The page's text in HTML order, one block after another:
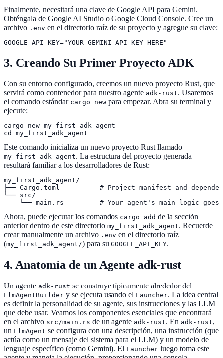
Finalmente, necesitará una clave de Google API para Gemini.
Obténgala de Google AI Studio o Google Cloud Console. Cree un
archivo .env en el directorio raíz de su proyecto y agregue su clave:
GOOGLE_API_KEY="YOUR_GEMINI_API_KEY_HERE"
3. Creando Su Primer Proyecto ADK
Con su entorno configurado, creemos un nuevo proyecto Rust, que
servirá como contenedor para nuestro agente adk-rust. Usaremos
el comando estándar cargo new para empezar. Abra su terminal y
ejecute:
cargo new my_first_adk_agent
cd my_first_adk_agent
Este comando inicializa un nuevo proyecto Rust llamado
my_first_adk_agent. La estructura del proyecto generada
resultará familiar a los desarrolladores de Rust:
my_first_adk_agent/
├── Cargo.toml          # Project manifest and
└── src/
└── main.rs         # Your agent's main logic goes
Ahora, puede ejecutar los comandos cargo add de la sección
anterior dentro de este directorio my_first_adk_agent. Recuerde
crear manualmente un archivo .env en el directorio raíz
(my_first_adk_agent/) para su GOOGLE_API_KEY.
4. Anatomía de un Agente adk-rust
Un agente adk-rust se construye típicamente alrededor del
LlmAgentBuilder y se ejecuta usando el Launcher. La idea central
es definir la personalidad de su agente, sus instrucciones y las LLM
que debe usar. Veamos los componentes esenciales que encontrará
en el archivo src/main.rs de un agente adk-rust. En adk-rust,
un LlmAgent se configura con una descripción, una instrucción (que
actúa como un mensaje del sistema para el LLM) y un modelo de
lenguaje específico (como Gemini). El Launcher luego toma este